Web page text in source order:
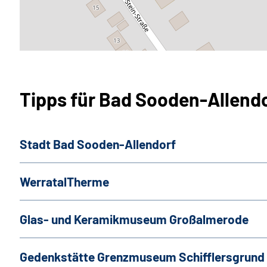
Tipps für Bad Sooden-
Stadt Bad Sooden-Allendorf
WerratalTherme
Glas- und Keramikmuseum Großalmerode
Gedenkstätte Grenzmuseum Schifflersgrund